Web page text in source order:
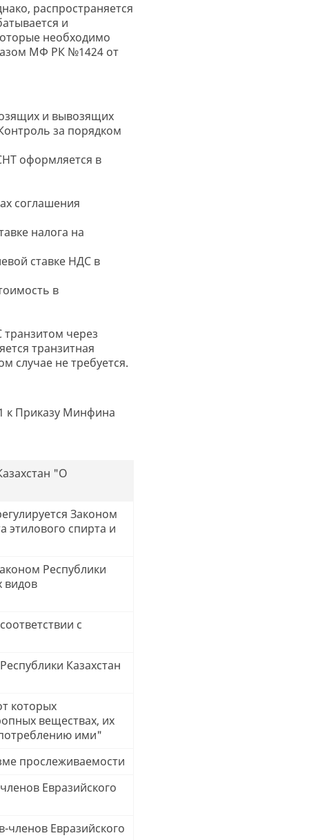
распространяется
и
необходимо
МФ РК №1424 от
и вывозящих
за порядком
оформляется в
соглашения
налога на
ставке НДС в
в
транзитом через
транзитная
случае не требуется.
к Приказу Минфина
"О
Законом
этилового спирта и
Республики
видов
с
Казахстан
которых
веществах, их
ими"
прослеживаемости
Евразийского
членов Евразийского